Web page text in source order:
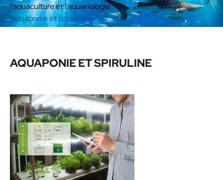
l'aquaculture et l'aquariologie
Aquaponie et spiruline
AQUAPONIE ET SPIRULINE